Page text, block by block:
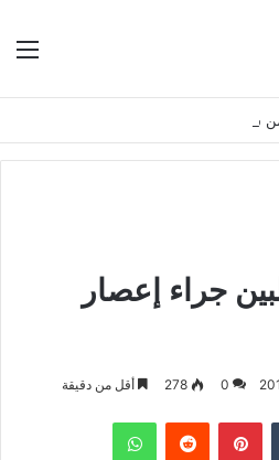
جراء إعصار
0
278 أقل من دقيقة
بينتيريست واتساب